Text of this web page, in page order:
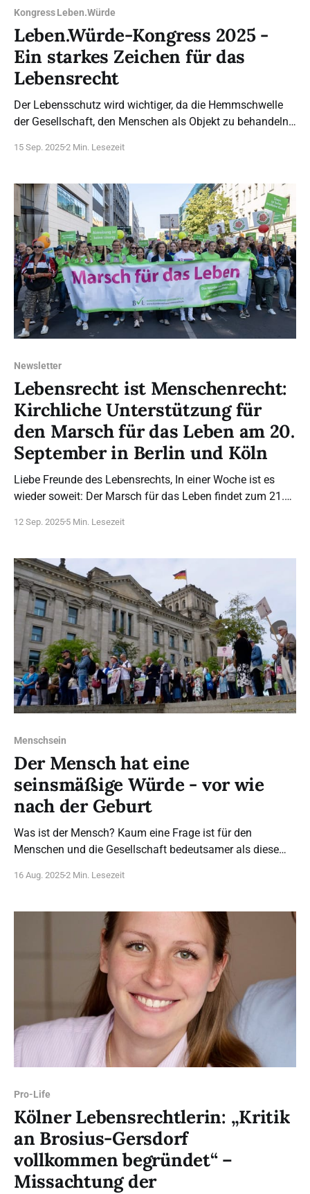
Kongress Leben.Würde
Leben.Würde-Kongress 2025 -
Ein starkes Zeichen für das
Lebensrecht
Der Lebensschutz wird wichtiger, da die Hemmschwelle
der Gesellschaft, den Menschen als Objekt zu behandeln
15 Sep. 20252 Min. Lesezeit
Newsletter
Lebensrecht ist Menschenrecht:
Kirchliche Unterstützung für
den Marsch für das Leben am 20.
September in Berlin und Köln
Liebe Freunde des Lebensrechts, In einer Woche ist es
wieder soweit: Der Marsch für das Leben findet zum 21.
statt. Die Auftaktveranstaltungen beginnen um 13 Uhr auf
Hbf in Berlin. Auf den
12 Sep. 2025 5 Min. Lesezeit
Menschsein
Der Mensch hat eine
seinsmäßige Würde - vor wie
nach der Geburt
Was ist der Mensch? Kaum eine Frage ist für den
Menschen und die Gesellschaft bedeutsamer als diese
gestellt. Von der Antwort auf diese Frage kann das Wohl
abhängen. Auf diese Frage antwortet Artikel 1
16 Aug. 20252 Min. Lesezeit
Pro-Life
Kölner Lebensrechtlerin: „Kritik
an Brosius-Gersdorf
vollkommen begründet“ –
Missachtung der